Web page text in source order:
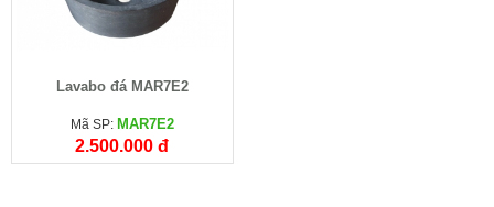
Lavabo đá MAR7E2
Mã SP: MAR7E2
2.500.000 đ